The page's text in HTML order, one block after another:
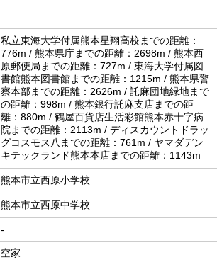
私立東海大学付属熊本星翔高校までの距離：
776m / 熊本県庁までの距離：2698m / 熊本西
原郵便局までの距離：727m / 東海大学付属図
書館熊本図書館までの距離：1215m / 熊本県警
察本部までの距離：2626m / 託麻団地緑地まで
の距離：998m / 熊本銀行託麻支店までの距
離：880m / 鶴屋百貨店生活彩館熊本赤十字病
院までの距離：2113m / ディスカウントドラッ
グコスモス八までの距離：761m / ヤマダデン
キテックランド熊本本店までの距離：1143m
熊本市立西原小学校
熊本市立西原中学校
-
空家